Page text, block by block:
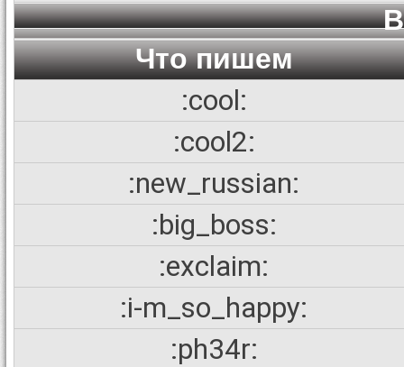
Что пишем
:cool:
:cool2:
:new_russian:
:big_boss:
:exclaim:
:i-m_so_happy:
:ph34r: